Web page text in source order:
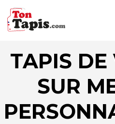
TAPIS DE
SUR